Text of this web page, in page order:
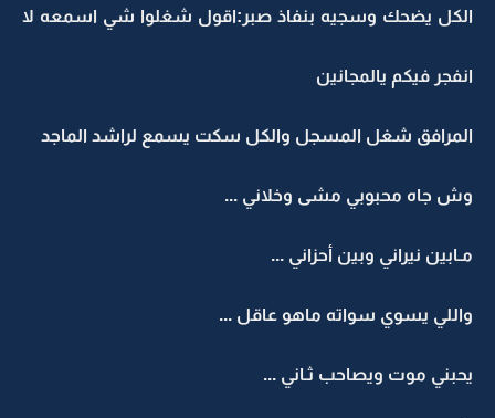
الكل يضحك وسجيه بنفاذ صبر:اقول شغلوا شي اسمعه لا
انفجر فيكم يالمجانين
المرافق شغل المسجل والكل سكت يسمع لراشد الماجد
وش جاه محبوبي مشى وخلاني ...
مـابين نيراني وبين أحزاني ...
واللي يسوي سواته ماهو عاقل ...
يحبني موت ويصاحب ثـاني ...